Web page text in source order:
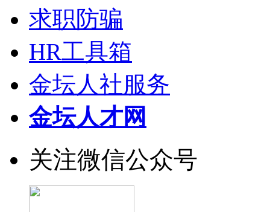
求职防骗
HR工具箱
金坛人社服务
金坛人才网
关注微信公众号